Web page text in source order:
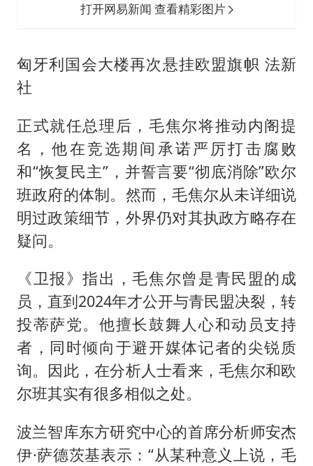
打开网易新闻 查看精彩图片
匈牙利国会大楼再次悬挂欧盟旗帜 法新
社
正式就任总理后，毛焦尔将推动内阁提
名，他在竞选期间承诺严厉打击腐败
和“恢复民主”，并誓言要“彻底消除”欧尔
班政府的体制。然而，毛焦尔从未详细说
明过政策细节，外界仍对其执政方略存在
疑问。
《卫报》指出，毛焦尔曾是青民盟的成
员，直到2024年才公开与青民盟决裂，转
投蒂萨党。他擅长鼓舞人心和动员支持
者，同时倾向于避开媒体记者的尖锐质
询。因此，在分析人士看来，毛焦尔和欧
尔班其实有很多相似之处。
波兰智库东方研究中心的首席分析师安杰
伊·萨德茨基表示：“从某种意义上说，毛